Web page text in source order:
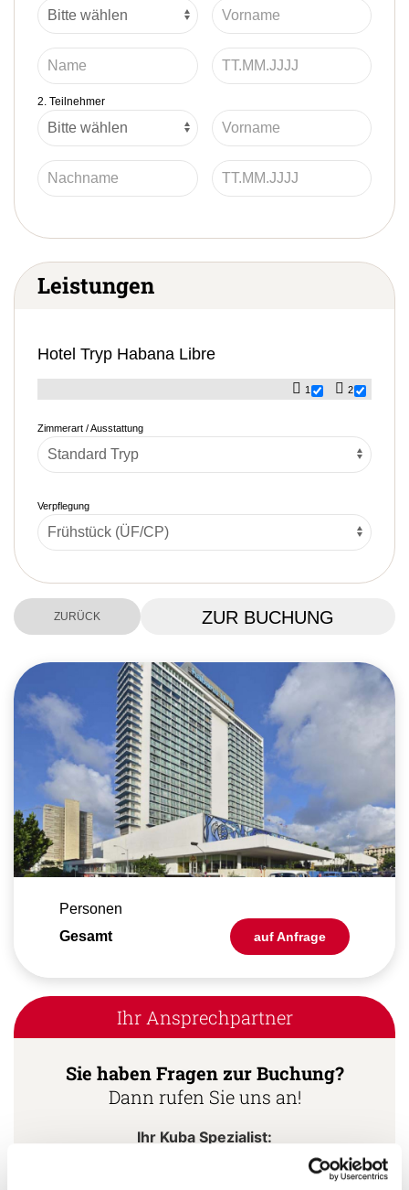
2. Teilnehmer
Leistungen
Hotel Tryp Habana Libre
1 2
Zimmerart / Ausstattung
Verpflegung
ZURÜCK ZUR BUCHUNG
Personen
Gesamt
auf Anfrage
Ihr Ansprechpartner
Sie haben Fragen zur Buchung?
Dann rufen Sie uns an!
Ihr Kuba Spezialist: